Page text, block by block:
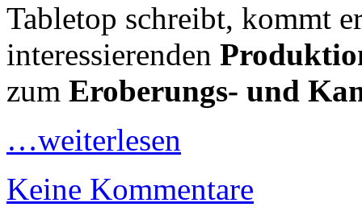
Tabletop schreibt, kommt
interessierenden
zum Eroberungs- und
…weiterlesen
Keine Kommentare